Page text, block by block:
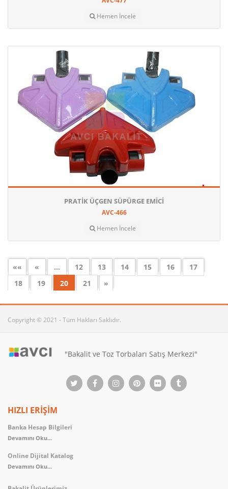
Hemen İncele
PRATIK ÜÇGEN SÜPÜRGE EMICI
AVC-466
Hemen İncele
«« « … 12 13 14 15 16
17
18
19 20 21 »
Copyright © 2021 - Tüm Hakları Saklıdır.
"Bakalit ve Toz Torbaları Satış Merkezi"
HIZLI ERİŞİM
Banka Hesap Bilgileri
Devamını Oku...
Online Dijital Katalog
Devamını Oku...